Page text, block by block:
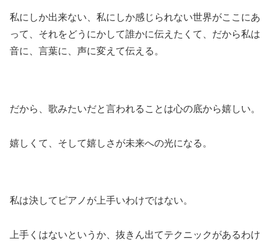
私にしか出来ない、私にしか感じられない世界がここにあ
って、それをどうにかして誰かに伝えたくて、だから私は
音に、言葉に、声に変えて伝える。
だから、歌みたいだと言われることは心の底から嬉しい。
嬉しくて、そして嬉しさが未来への光になる。
私は決してピアノが上手いわけではない。
上手くはないというか、抜きん出てテクニックがあるわけ